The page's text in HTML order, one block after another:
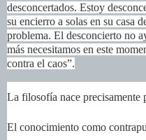
desconcertados. Estoy
su encierro a solas en su casa
problema. El desconcierto no
más necesitamos en este
contra el caos”.
La filosofía nace precisamente
El conocimiento como